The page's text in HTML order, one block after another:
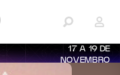
17 A 19 DE
NOVEMBRO